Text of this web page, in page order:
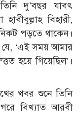
দু’বছর যাবৎ
বিহারী,
পড়তে থাকেন।
যে, ‘এই সময় আমার
হয়ে গিয়েছিল’।
খবর শুনে তিনি
বিখ্যাত আরবী